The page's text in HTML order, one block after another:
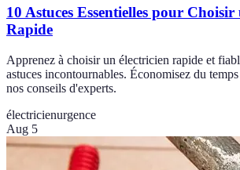
10 Astuces Essentielles pour
Rapide
Apprenez à choisir un électricien rapide et
astuces incontournables. Économisez du
nos conseils d'experts.
électricienurgence
Aug 5